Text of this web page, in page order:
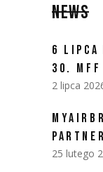
NEWS
6 LIPCA
30.
2 lipca
25 lutego